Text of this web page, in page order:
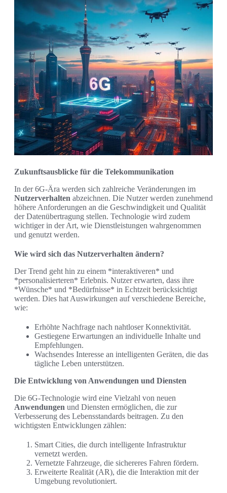
Zukunftsausblicke für die Telekommunikation
In der 6G-Ära werden sich zahlreiche Veränderungen im
Nutzerverhalten abzeichnen. Die Nutzer werden zunehmend
höhere Anforderungen an die Geschwindigkeit und Qualität
der Datenübertragung stellen. Technologie wird zudem
wichtiger in der Art, wie Dienstleistungen wahrgenommen
und genutzt werden.
Wie wird sich das Nutzerverhalten ändern?
Der Trend geht hin zu einem *interaktiveren* und
*personalisierteren* Erlebnis. Nutzer erwarten, dass ihre
*Wünsche* und *Bedürfnisse* in Echtzeit berücksichtigt
werden. Dies hat Auswirkungen auf verschiedene Bereiche,
wie:
Erhöhte Nachfrage nach nahtloser Konnektivität.
Gestiegene Erwartungen an individuelle Inhalte und
Empfehlungen.
Wachsendes Interesse an intelligenten Geräten, die das
tägliche Leben unterstützen.
Die Entwicklung von Anwendungen und Diensten
Die 6G-Technologie wird eine Vielzahl von neuen
Anwendungen und Diensten ermöglichen, die zur
Verbesserung des Lebensstandards beitragen. Zu den
wichtigsten Entwicklungen zählen:
Smart Cities, die durch intelligente Infrastruktur
vernetzt werden.
Vernetzte Fahrzeuge, die sichereres Fahren fördern.
Erweiterte Realität (AR), die die Interaktion mit der
Umgebung revolutioniert.